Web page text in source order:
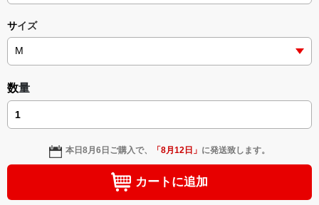
サイズ
数量
本日8月6日 ご購入で、 「8月12日 」 に発送致します。
カートに追加